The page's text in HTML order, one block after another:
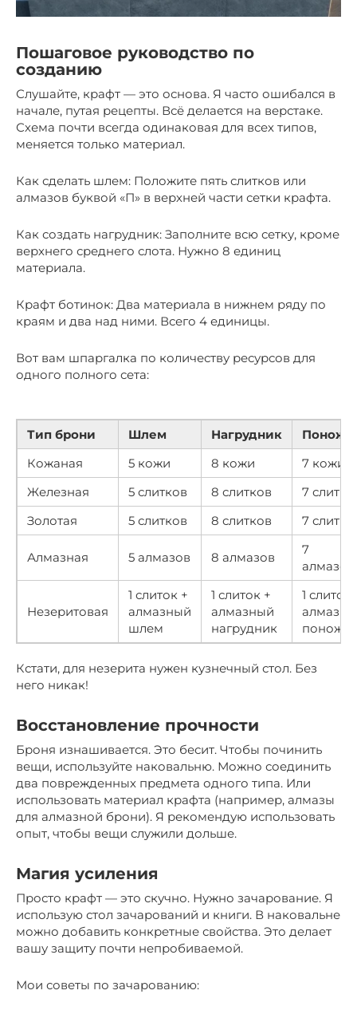
Пошаговое руководство по
созданию
Слушайте, крафт — это основа. Я часто ошибался в
начале, путая рецепты. Всё делается на верстаке.
Схема почти всегда одинаковая для всех типов,
меняется только материал.
Как сделать шлем: Положите пять слитков или
алмазов буквой «П» в верхней части сетки крафта.
Как создать нагрудник: Заполните всю сетку, кроме
верхнего среднего слота. Нужно 8 единиц
материала.
Крафт ботинок: Два материала в нижнем ряду по
краям и два над ними. Всего 4 единицы.
Вот вам шпаргалка по количеству ресурсов для
одного полного сета:
Тип брони Шлем Нагрудник
Поножи
Кожаная
5 кожи 8 кожи
7 кожи
Железная
5 слитков 8 слитков
7
Золотая
5 слитков 8 слитков 7
Алмазная 5 алмазов 8 алмазов
7
алмазов
Незеритовая
1 слиток +
алмазный
шлем
1 слиток +
алмазный
нагрудник
1 слиток
поножи
Кстати, для незерита нужен кузнечный стол. Без
него никак!
Восстановление прочности
Броня изнашивается. Это бесит. Чтобы починить
вещи, используйте наковальню. Можно соединить
два поврежденных предмета одного типа. Или
использовать материал крафта (например, алмазы
для алмазной брони). Я рекомендую использовать
опыт, чтобы вещи служили дольше.
Магия усиления
Просто крафт — это скучно. Нужно зачарование. Я
использую стол зачарований и книги. В наковальне
можно добавить конкретные свойства. Это делает
вашу защиту почти непробиваемой.
Мои советы по зачарованию: